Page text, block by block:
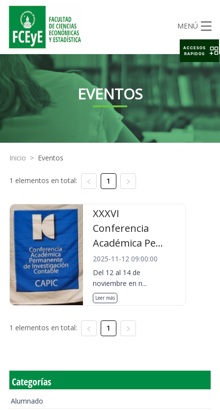
MENÚ
EVENTOS
Inicio > Eventos
1 elementos en total: 1
XXXVI
Conferencia
Académica Pe...
2025-11-12 09:00:00
Del 12 al 14 de
noviembre en n...
Leer más
1 elementos en total: 1
Categorías
Alumnado
ACCESOS
RAPIDOS